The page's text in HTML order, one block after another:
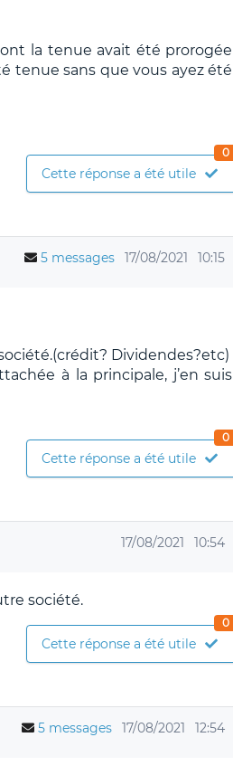
la tenue avait été prorogée
tenue sans que vous ayez été
Cette réponse a été utile
0
5 messages 17/08/2021 10:15
Dividendes?etc)
à la principale, j’en suis
Cette réponse a été utile
0
17/08/2021 10:54
société.
Cette réponse a été utile
0
5 messages 17/08/2021 12:54